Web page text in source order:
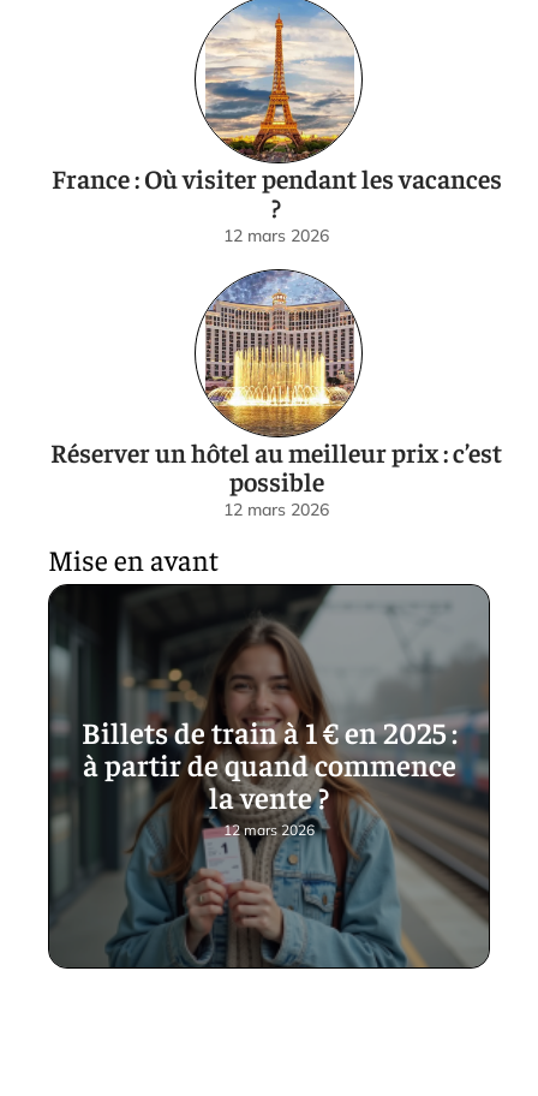
France : Où visiter pendant les vacances
?
12 mars 2026
Réserver un hôtel au meilleur prix : c’est
possible
12 mars 2026
Mise en avant
Billets de train à 1 € en 2025 :
à partir de quand commence
la vente ?
12 mars 2026